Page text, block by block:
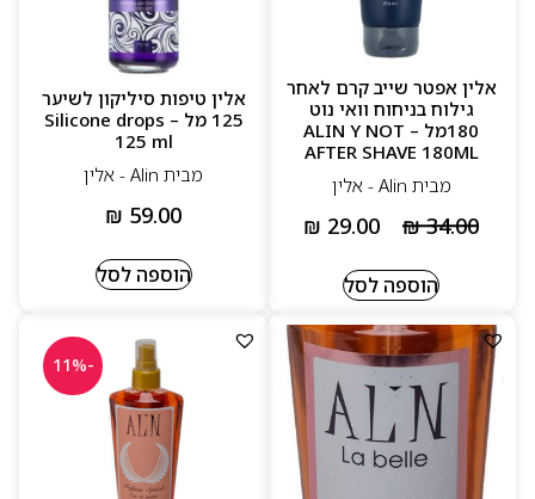
אלין אפטר שייב קרם לאחר
גילוח בניחוח וואי נוט
180מל – ALIN Y NOT
AFTER SHAVE 180ML
מבית Alin - אלין
₪34.00
₪ 29.00
הוספה לסל
אלין טיפות סיליקון לשיער
125 מל – Silicone drops
125 ml
מבית Alin - אלין
₪ 59.00
הוספה לסל
-11%